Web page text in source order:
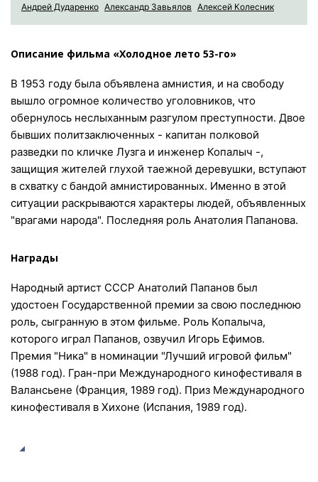
Андрей Дударенко Александр Завьялов Алексей Колесник
Описание фильма «Холодное лето 53-го»
В 1953 году была объявлена амнистия, и на свободу
вышло огромное количество уголовников, что
обернулось неслыханным разгулом преступности. Двое
бывших политзаключенных - капитан полковой
разведки по кличке Лузга и инженер Копалыч -,
защищия жителей глухой таежной деревушки, вступают
в схватку с бандой амнистированных. Именно в этой
ситуации раскрываются характеры людей, объявленных
"врагами народа". Последняя роль Анатолия Папанова.
Награды
Народный артист СССР Анатолий Папанов был
удостоен Государственной премии за свою последнюю
роль, сыгранную в этом фильме. Роль Копалыча,
которого играл Папанов, озвучил Игорь Ефимов.
Премия "Ника" в номинации "Лучший игровой фильм"
(1988 год). Гран-при Международного кинофестиваля в
Валансьене (Франция, 1989 год). Приз Международного
кинофестиваля в Хихоне (Испания, 1989 год).